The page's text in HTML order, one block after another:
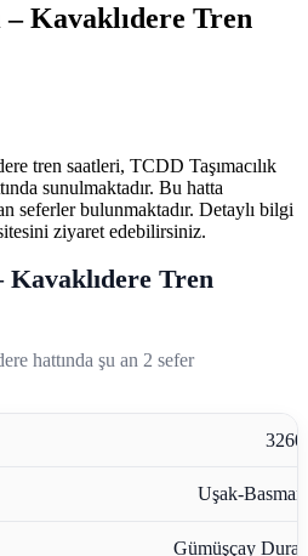
– Kavaklıdere Tren
tren saatleri, TCDD Taşımacılık
sunulmaktadır. Bu hatta
seferler bulunmaktadır. Detaylı bilgi
ziyaret edebilirsiniz.
Kavaklıdere Tren
hattında şu an 2 sefer
Uşak-
Gümüşçay